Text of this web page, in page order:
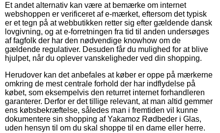
Et andet alternativ kan være at bemærke om internet
webshoppen er verificeret af e-mærket, eftersom det typisk
er et tegn på at webbutikken retter sig efter gældende dansk
lovgivning, og at e-forretningen fra tid til anden undersøges
af fagfolk der har den nødvendige knowhow om de
gældende regulativer. Desuden får du mulighed for at blive
hjulpet, når du oplever vanskeligheder ved din shopping.
Herudover kan det anbefales at køber er oppe på mærkerne
omkring de mest centrale forhold der har indflydelse på
købet, som eksempelvis den returret internet forhandleren
garanterer. Derfor er det tillige relevant, at man altid gemmer
ens købsbekræftelse, således man i fremtiden vil kunne
dokumentere sin shopping af Yakamoz Rødbeder i Glas,
uden hensyn til om du skal shoppe til en dame eller herre.